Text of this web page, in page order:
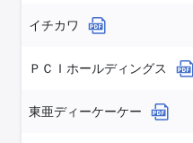
イチカワ
ＰＣＩホールディングス
東亜ディーケーケー